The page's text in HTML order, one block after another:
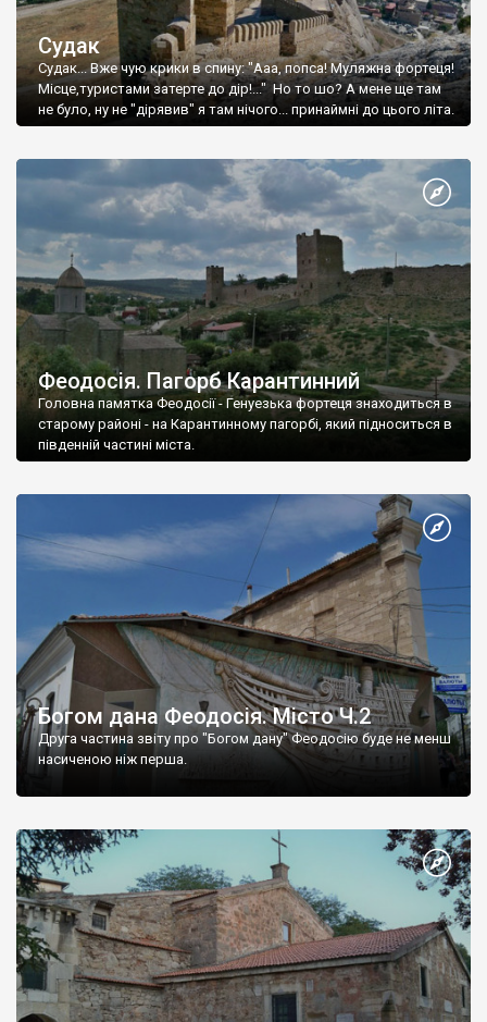
Судак
Судак... Вже чую крики в спину: "Ааа, попса! Муляжна фортеця!
Місце,туристами затерте до дір!..." Но то шо? А мене ще там
не було, ну не "дірявив" я там нічого... принаймні до цього літа.
Феодосія. Пагорб Карантинний
Головна памятка Феодосії - Генуезька фортеця знаходиться в
старому районі - на Карантинному пагорбі, який підноситься в
південній частині міста.
Богом дана Феодосія. Місто Ч.2
Друга частина звіту про "Богом дану" Феодосію буде не менш
насиченою ніж перша.